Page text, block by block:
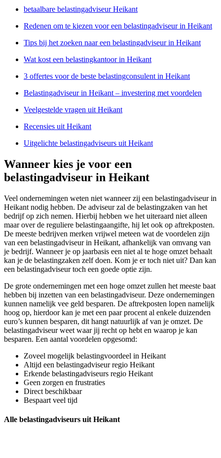
betaalbare belastingadviseur Heikant
Redenen om te kiezen voor een belastingadviseur in Heikant
Tips bij het zoeken naar een belastingadviseur in Heikant
Wat kost een belastingkantoor in Heikant
3 offertes voor de beste belastingconsulent in Heikant
Belastingadviseur in Heikant – investering met voordelen
Veelgestelde vragen uit Heikant
Recensies uit Heikant
Uitgelichte belastingadviseurs uit Heikant
Wanneer kies je voor een
belastingadviseur in Heikant
Veel ondernemingen weten niet wanneer zij een belastingadviseur in
Heikant nodig hebben. De adviseur zal de belastingzaken van het
bedrijf op zich nemen. Hierbij hebben we het uiteraard niet alleen
maar over de reguliere belastingaangifte, hij let ook op aftrekposten.
De meeste bedrijven merken vrijwel meteen wat de voordelen zijn
van een belastingadviseur in Heikant, afhankelijk van omvang van
je bedrijf. Wanneer je op jaarbasis een niet al te hoge omzet behaalt
kan je de belastingzaken zelf doen. Kom je er toch niet uit? Dan kan
een belastingadviseur toch een goede optie zijn.
De grote ondernemingen met een hoge omzet zullen het meeste baat
hebben bij inzetten van een belastingadviseur. Deze ondernemingen
kunnen namelijk vee geld besparen. De aftrekposten lopen namelijk
hoog op, hierdoor kan je met een paar procent al enkele duizenden
euro’s kunnen besparen, dit hangt natuurlijk af van je omzet. De
belastingadviseur weet waar jij recht op hebt en waarop je kan
besparen. Een aantal voordelen opgesomd:
Zoveel mogelijk belastingvoordeel in Heikant
Altijd een belastingadviseur regio Heikant
Erkende belastingadviseurs regio Heikant
Geen zorgen en frustraties
Direct beschikbaar
Bespaart veel tijd
Alle belastingadviseurs uit Heikant